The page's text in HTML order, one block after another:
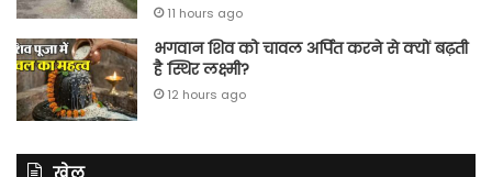
11 hours ago
भगवान शिव को चावल अर्पित करने से क्यों बढ़ती
है स्थिर लक्ष्मी?
12 hours ago